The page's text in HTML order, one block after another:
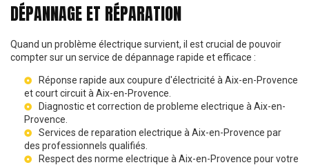
DÉPANNAGE ET RÉPARATION
Quand un problème électrique survient, il est crucial de pouvoir
compter sur un service de dépannage rapide et efficace :
Réponse rapide auxcoupure d'électricité à Aix-en-Provence
etcourt circuit à Aix-en-Provence
Diagnostic et correction de probleme electrique à Aix-en-
Provence
Services de reparation electrique à Aix-en-Provence par
des professionnels qualifiés.
Respect des norme electrique à Aix-en-Provence pour votre